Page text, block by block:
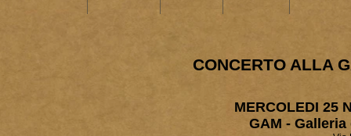
CONCERTO ALLA
MERCOLEDI 25
GAM -